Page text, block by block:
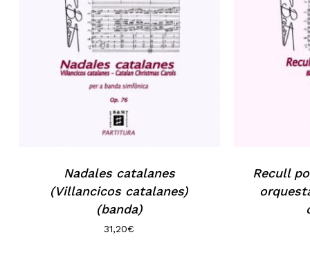
Nadales catalanes
(Villancicos catalanes)
(banda)
31,20€
Recull